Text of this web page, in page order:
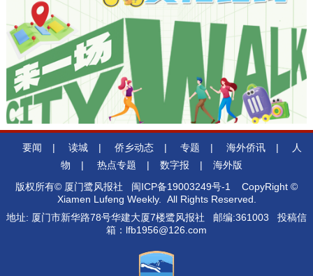
要闻 | 读城 | 侨乡动态 | 专题 | 海外侨讯 |
人
物
| 热点专题 | 数字报 |
海外版
版权所有© 厦门鹭风报社 闽ICP备19003249号-1
CopyRight ©
Xiamen Lufeng Weekly. All Rights Reserved.
地址: 厦门市新华路78号华建大厦7楼鹭风报社 邮编:361003 投稿信
箱：lfb1956@126.com